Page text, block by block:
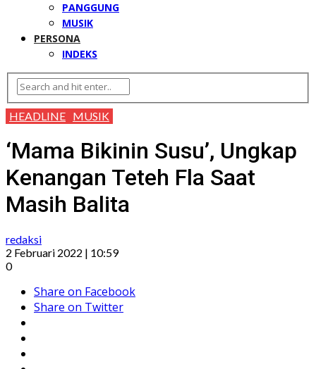
PANGGUNG
MUSIK
PERSONA
INDEKS
HEADLINE MUSIK
‘Mama Bikinin Susu’, Ungkap
Kenangan Teteh Fla Saat
Masih Balita
redaksi
2 Februari 2022 | 10:59
0
Share on Facebook
Share on Twitter